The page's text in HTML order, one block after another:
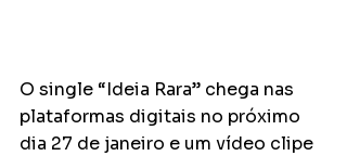
O single “Ideia Rara” chega nas
plataformas digitais no próximo
dia 27 de janeiro e um vídeo clipe